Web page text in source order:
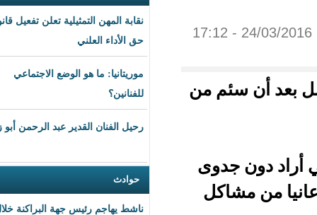
نقابة المهن التمثيلية تعلن تفعيل قانون
حق الأداء العلني
موريتانيا: ما هو الوضع الاجتماعي
للفنانين؟
رحيل الفنان القدير عبد الرحمن أبو زهرة
حوادث
ناشط يهاجم رئيس جهة البراكنة خلال
من
مشاكل